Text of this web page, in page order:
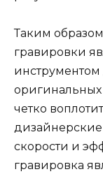
Таким
гравировки
оригинальных
четко
скорости и
гравировка